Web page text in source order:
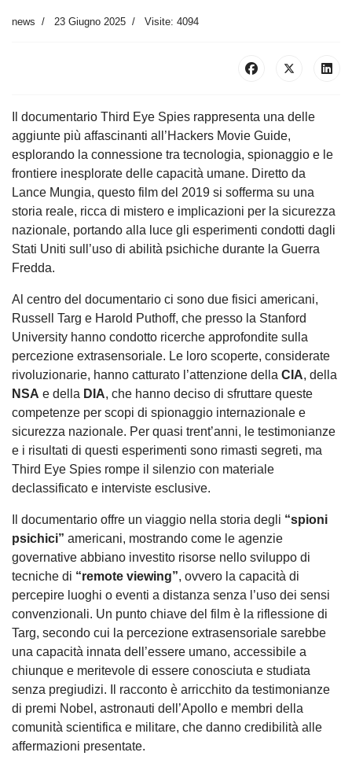
news 23 Giugno 2025 Visite: 4094
Il documentario Third Eye Spies rappresenta una delle
aggiunte più affascinanti all’Hackers Movie Guide,
esplorando la connessione tra tecnologia, spionaggio e le
frontiere inesplorate delle capacità umane. Diretto da
Lance Mungia, questo film del 2019 si sofferma su una
storia reale, ricca di mistero e implicazioni per la sicurezza
nazionale, portando alla luce gli esperimenti condotti dagli
Stati Uniti sull’uso di abilità psichiche durante la Guerra
Fredda.
Al centro del documentario ci sono due fisici americani,
Russell Targ e Harold Puthoff, che presso la Stanford
University hanno condotto ricerche approfondite sulla
percezione extrasensoriale. Le loro scoperte, considerate
rivoluzionarie, hanno catturato l’attenzione della CIA, della
NSA e della DIA, che hanno deciso di sfruttare queste
competenze per scopi di spionaggio internazionale e
sicurezza nazionale. Per quasi trent’anni, le testimonianze
e i risultati di questi esperimenti sono rimasti segreti, ma
Third Eye Spies rompe il silenzio con materiale
declassificato e interviste esclusive.
Il documentario offre un viaggio nella storia degli “spioni
psichici” americani, mostrando come le agenzie
governative abbiano investito risorse nello sviluppo di
tecniche di “remote viewing”, ovvero la capacità di
percepire luoghi o eventi a distanza senza l’uso dei sensi
convenzionali. Un punto chiave del film è la riflessione di
Targ, secondo cui la percezione extrasensoriale sarebbe
una capacità innata dell’essere umano, accessibile a
chiunque e meritevole di essere conosciuta e studiata
senza pregiudizi. Il racconto è arricchito da testimonianze
di premi Nobel, astronauti dell’Apollo e membri della
comunità scientifica e militare, che danno credibilità alle
affermazioni presentate.